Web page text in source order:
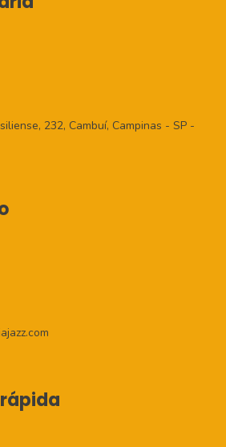
232, Cambuí, Campinas - SP -